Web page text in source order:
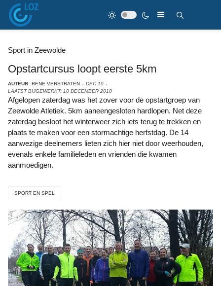
Sport in Zeewolde
Opstartcursus loopt eerste 5km
AUTEUR: RENE VERSTRATEN
DEC 10
LAATST BIJGEWERKT: 10 DECEMBER 2018
Afgelopen zaterdag was het zover voor de opstartgroep van
Zeewolde Atletiek. 5km aaneengesloten hardlopen. Net deze
zaterdag besloot het winterweer zich iets terug te trekken en
plaats te maken voor een stormachtige herfstdag. De 14
aanwezige deelnemers lieten zich hier niet door weerhouden,
evenals enkele familieleden en vrienden die kwamen
aanmoedigen.
SPORT EN SPEL